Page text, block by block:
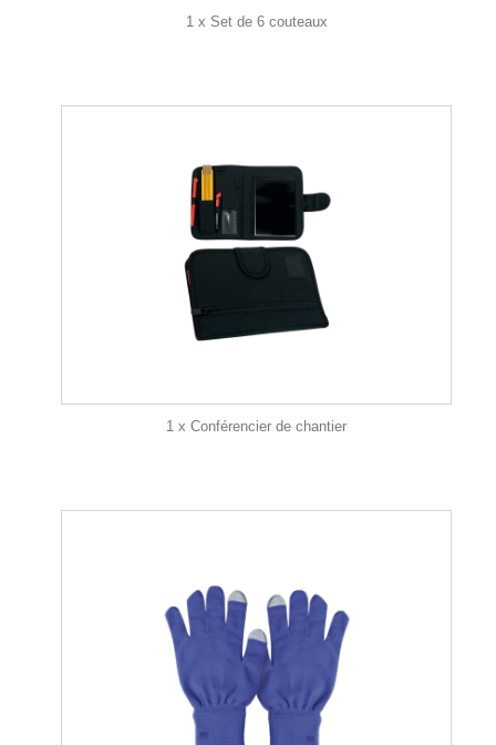
1 x Set de 6 couteaux
1 x Conférencier de chantier